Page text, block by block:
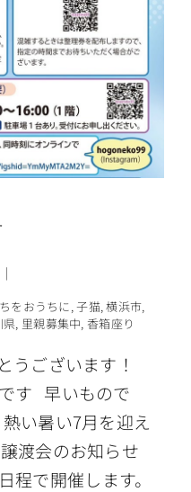
|
をおうちに ,子猫,横浜市,
, 里親募集中,香箱座り
うございます！
す 早いもので
い暑い7月を迎え
渡会のお知らせ
程で開催します。